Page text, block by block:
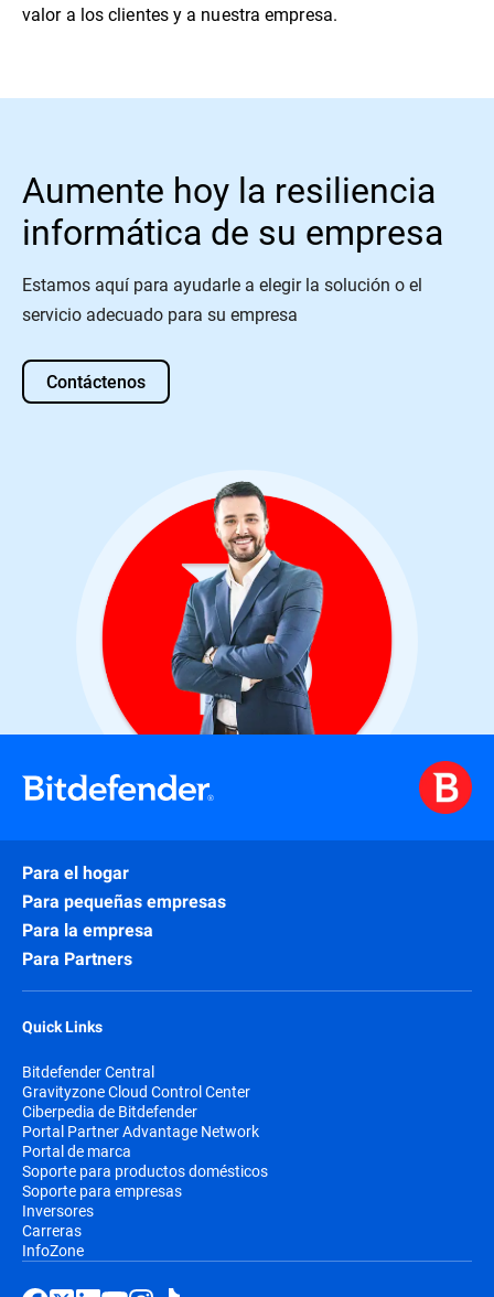
valor a los clientes y a nuestra empresa.
Aumente hoy la resiliencia
informática de su empresa
Estamos aquí para ayudarle a elegir la solución o el
servicio adecuado para su empresa
Contáctenos
Para el hogar
Para pequeñas empresas
Para la empresa
Para Partners
Quick Links
Bitdefender Central
Gravityzone Cloud Control Center
Ciberpedia de Bitdefender
Portal Partner Advantage Network
Portal de marca
Soporte para productos domésticos
Soporte para empresas
Inversores
Carreras
InfoZone